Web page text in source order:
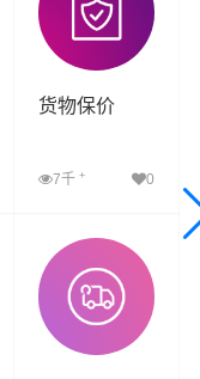
货物保价
7千 + 0
查看详细